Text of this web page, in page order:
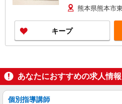
+゜・。○。・゜+
万円支給(規定有) お友達を紹介頂くと, インセンテ
ィブ支給(規定有) ★月2回払い・週払い可能（規程
有）★ ゜・。○。
熊本県熊本市
キープ
あなたにおすすめの求人情報
個別指導講師